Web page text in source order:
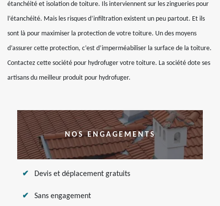
étanchéité et isolation de toiture. Ils interviennent sur les zingueries pour
l’étanchéité. Mais les risques d’infiltration existent un peu partout. Et ils
sont là pour maximiser la protection de votre toiture. Un des moyens
d’assurer cette protection, c’est d’imperméabiliser la surface de la toiture.
Contactez cette société pour hydrofuger votre toiture. La société dote ses
artisans du meilleur produit pour hydrofuger.
NOS ENGAGEMENTS
Devis et déplacement gratuits
Sans engagement